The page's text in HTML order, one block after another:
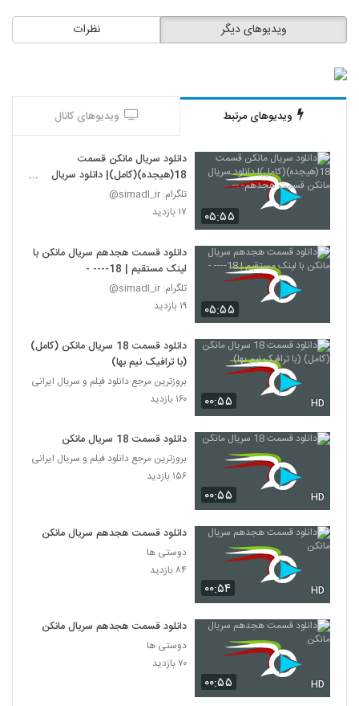
نظرات ویدیوهای دیگر
ویدیوهای مرتبط ویدیوهای کانال
۰۵:۵۵
دانلود سریال مانکن قسمت
18(هیجده)(کامل)| دانلود سریال
مانکن قسمت هجدهم- --
تلگرام: simadl_ir@
۱۷ بازدید
۰۵:۵۵
دانلود قسمت هجدهم سریال مانکن با
لینک مستقیم | 18---- -
تلگرام: simadl_ir@
۱۹ بازدید
۰۰:۵۵ HD
دانلود قسمت 18 سریال مانکن (کامل)
(با ترافیک نیم بها)
بروزترین مرجع دانلود فیلم و سریال ایرانی
۱۶۰ بازدید
۰۰:۵۵ HD
دانلود قسمت 18 سریال مانکن
بروزترین مرجع دانلود فیلم و سریال ایرانی
۱۵۶ بازدید
۰۰:۵۴ HD
دانلود قسمت هجدهم سریال مانکن
دوستی ها
۸۴ بازدید
۰۰:۵۵ HD
دانلود قسمت هجدهم سریال مانکن
دوستی ها
۷۰ بازدید